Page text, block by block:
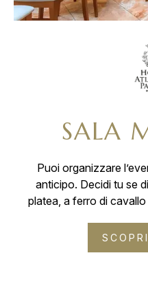
SALA
Puoi organizzare
anticipo. Decidi tu se
platea, a ferro di